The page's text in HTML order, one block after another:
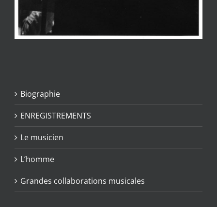
Biographie
ENREGISTREMENTS
Le musicien
L’homme
Grandes collaborations musicales